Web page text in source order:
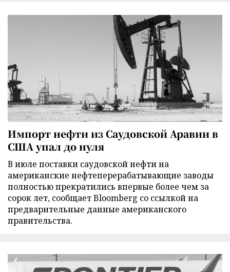
Импорт нефти из Саудовской Аравии в
США упал до нуля
В июле поставки саудовской нефти на
американские нефтеперерабатывающие заводы
полностью прекратились впервые более чем за
сорок лет, сообщает Bloomberg со ссылкой на
предварительные данные американского
правительства.